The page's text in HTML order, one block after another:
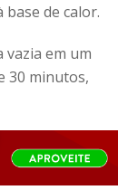
de calor.
em um
30 minutos,